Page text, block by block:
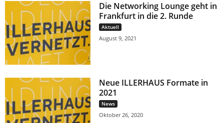
Die Networking Lounge geht in
Frankfurt in die 2. Runde
Aktuell
August 9, 2021
Neue ILLERHAUS Formate in
2021
News
Oktober 26, 2020